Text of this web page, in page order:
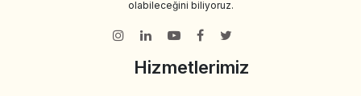
olabileceğini biliyoruz.
Hizmetlerimiz